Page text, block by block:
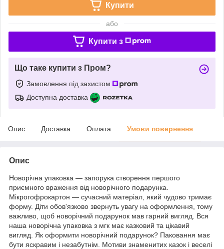
Купити
або
Купити з
Що таке купити з Пром?
Замовлення під захистом
Доступна доставка
Опис Доставка Оплата Умови повернення
Опис
Новорічна упаковка — запорука створення першого
приємного враження від новорічного подарунка.
Мікрогофрокартон — сучасний матеріал, який чудово тримає
форму. Діти обов'язково звернуть увагу на оформлення, тому
важливо, щоб новорічний подарунок мав гарний вигляд. Вся
наша новорічна упаковка з мгк має казковий та цікавий
вигляд. Як оформити новорічний подарунок? Паковання має
бути яскравим і незабутнім. Мотиви знаменитих казок і веселі